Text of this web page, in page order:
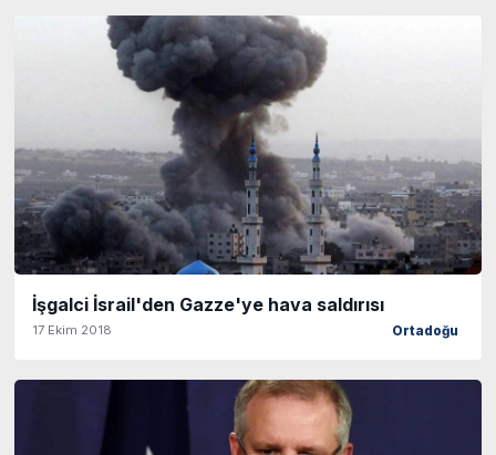
İşgalci İsrail'den Gazze'ye hava saldırısı
17 Ekim 2018 Ortadoğu